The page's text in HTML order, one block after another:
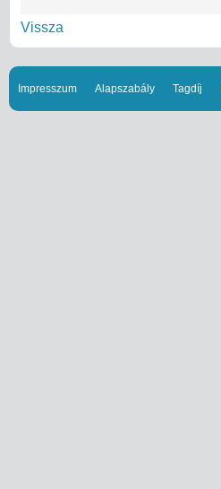
Vissza
Impresszum Alapszabály Tagdíj